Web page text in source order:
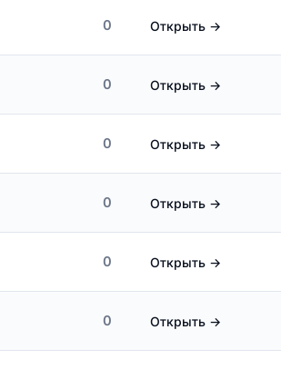
0 Открыть →
0 Открыть →
0 Открыть →
0 Открыть →
0 Открыть →
0 Открыть →